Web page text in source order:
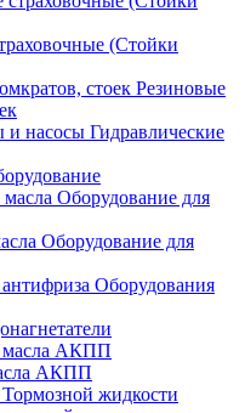
(Стойки
Резиновые
Гидравлические
Оборудование для
Оборудование для
Оборудования
АКПП